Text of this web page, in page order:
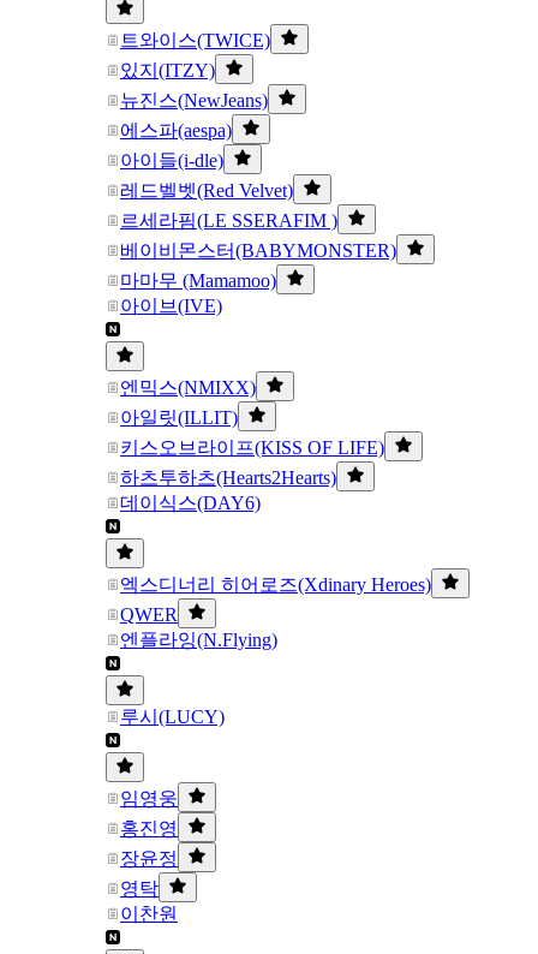
트와이스(TWICE)
있지(ITZY)
뉴진스(NewJeans)
에스파(aespa)
아이들(i-dle)
레드벨벳(Red Velvet)
르세라핌(LE SSERAFIM )
베이비몬스터(BABYMONSTER)
마마무 (Mamamoo)
아이브(IVE)
엔믹스(NMIXX)
아일릿(ILLIT)
키스오브라이프(KISS OF LIFE)
하츠투하츠(Hearts2Hearts)
데이식스(DAY6)
엑스디너리 히어로즈(Xdinary Heroes)
QWER
엔플라잉(N.Flying)
루시(LUCY)
임영웅
홍진영
장윤정
영탁
이찬원